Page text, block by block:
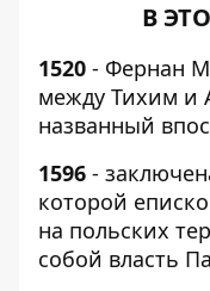
В
1520 - Фернан
между Тихим и
названный
1596 -
которой
на польских
собой власть